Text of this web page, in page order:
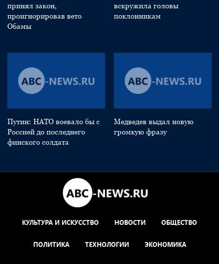
принял закон,
проигнорировав вето
Обамы
вскружила головы
поклонникам
Путин: НАТО воевало бы с
Россией до последнего
финского солдата
Медведев выдал новую
громкую фразу
КУЛЬТУРА И ИСКУССТВО НОВОСТИ ОБЩЕСТВО
ПОЛИТИКА ТЕХНОЛОГИИ ЭКОНОМИКА